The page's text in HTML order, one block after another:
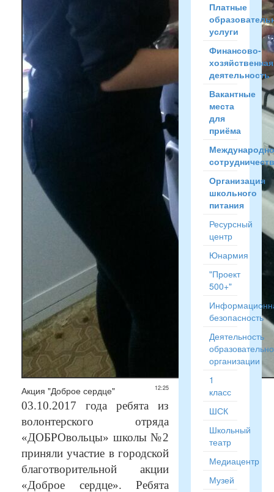
12:25
Акция "Доброе сердце"
03.10.2017 года ребята из
волонтерского отряда
«ДОБРОвольцы» школы №2
приняли участие в городской
благотворительной акции
«Доброе сердце». Ребята
Платные
услуги
Финансово-
хозяйственная
деятельность
Вакантные
места
для
приёма
Организация
школьного
питания
Ресурсный
центр
Юнармия
"Проект
500+"
безопасность
Деятельность
организации
1
класс
ШСК
Школьный
театр
Медиацентр
Музей